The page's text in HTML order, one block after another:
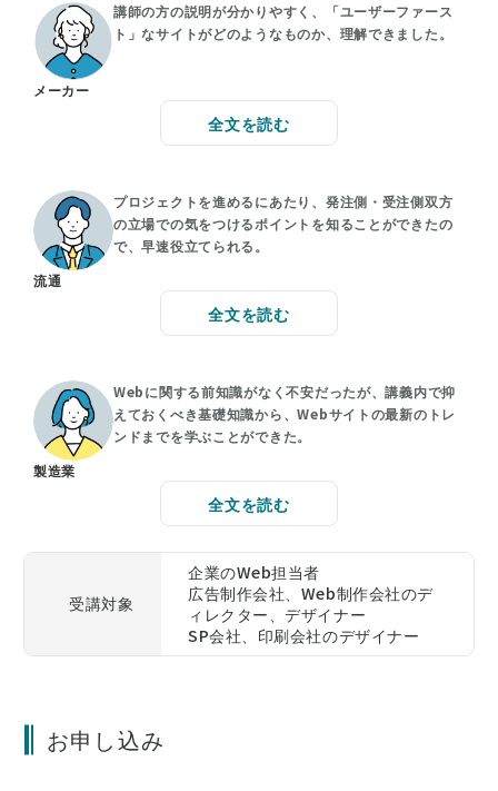
講師の方の説明が分かりやすく、「ユーザーファース
ト」なサイトがどのようなものか、理解できました。
メーカー
全文を読む
プロジェクトを進めるにあたり、発注側・受注側双方
の立場での気をつけるポイントを知ることができたの
で、早速役立てられる。
流通
全文を読む
Webに関する前知識がなく不安だったが、講義内で抑
えておくべき基礎知識から、Webサイトの最新のトレ
ンドまでを学ぶことができた。
製造業
全文を読む
受講対象
企業のWeb担当者
広告制作会社、Web制作会社のデ
ィレクター、デザイナー
SP会社、印刷会社のデザイナー
お申し込み